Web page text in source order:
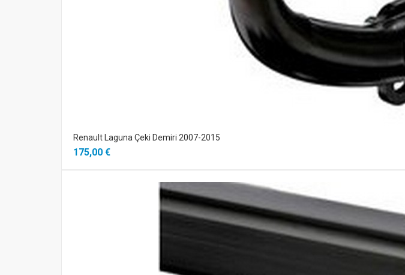
Renault Laguna Çeki Demiri 2007-2015
175,00 €